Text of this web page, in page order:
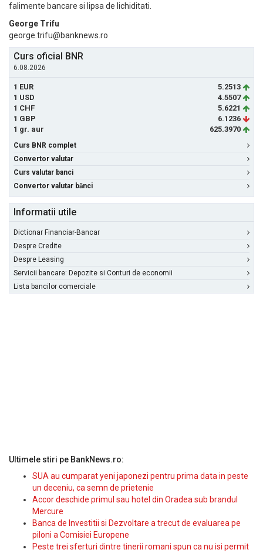
falimente bancare si lipsa de lichiditati.
George Trifu
george.trifu@banknews.ro
Curs oficial BNR
6.08.2026
1 EUR
5.2513
1 USD
4.5507
1 CHF
5.6221
1 GBP
6.1236
1 gr. aur
625.3970
Curs BNR complet
Convertor valutar
Curs valutar banci
Convertor valutar bănci
Informatii utile
Dictionar Financiar-Bancar
Despre Credite
Despre Leasing
Servicii bancare: Depozite si Conturi de economii
Lista bancilor comerciale
Ultimele stiri pe BankNews.ro:
SUA au cumparat yeni japonezi pentru prima data in peste
un deceniu, ca semn de prietenie
Accor deschide primul sau hotel din Oradea sub brandul
Mercure
Banca de Investitii si Dezvoltare a trecut de evaluarea pe
piloni a Comisiei Europene
Peste trei sferturi dintre tinerii romani spun ca nu isi permit